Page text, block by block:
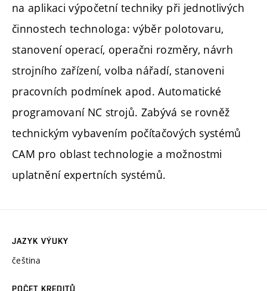
na aplikaci výpočetní techniky při jednotlivých
činnostech technologa: výběr polotovaru,
stanovení operací, operačni rozměry, návrh
strojního zařízení, volba nářadí, stanoveni
pracovních podmínek apod. Automatické
programovaní NC strojů. Zabývá se rovněž
technickým vybavením počítačových systémů
CAM pro oblast technologie a možnostmi
uplatnění expertních systémů.
JAZYK VÝUKY
čeština
POČET KREDITŮ